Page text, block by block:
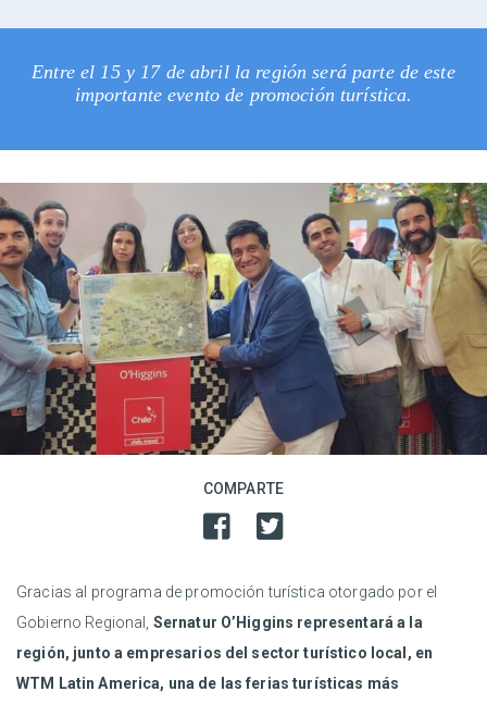
Entre el 15 y 17 de abril la región será parte de este
importante evento de promoción turística.
COMPARTE
Gracias al programa de promoción turística otorgado por el
Gobierno Regional, Sernatur O’Higgins representará a la
región, junto a empresarios del sector turístico local, en
WTM Latin America, una de las ferias turísticas más